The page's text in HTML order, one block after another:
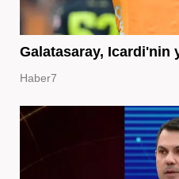
Galatasaray, Icardi'nin
Haber7